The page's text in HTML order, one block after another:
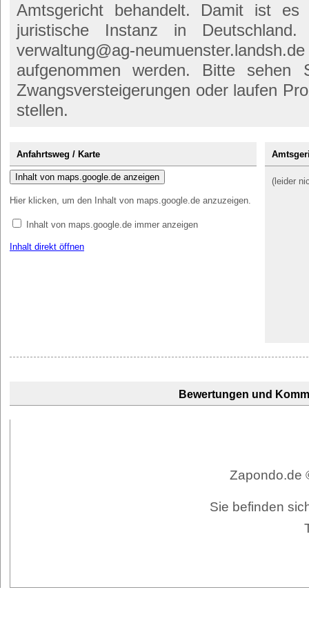
Amtsgericht behandelt. Damit ist es
juristische Instanz in
verwaltung@ag-
aufgenommen werden. Bitte
Zwangsversteigerungen oder laufen
stellen.
Anfahrtsweg / Karte
Inhalt von maps.google.de anzeigen
Hier klicken, um den Inhalt von maps.google.de anzuzeigen.
Inhalt von maps.google.de immer anzeigen
Inhalt direkt öffnen
(leider
Bewertungen und
Zapondo.de
Sie befinden